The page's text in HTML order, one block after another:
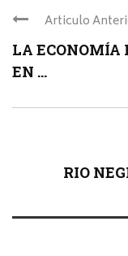
Articulo
LA ECONOMÍA
EN ...
RIO